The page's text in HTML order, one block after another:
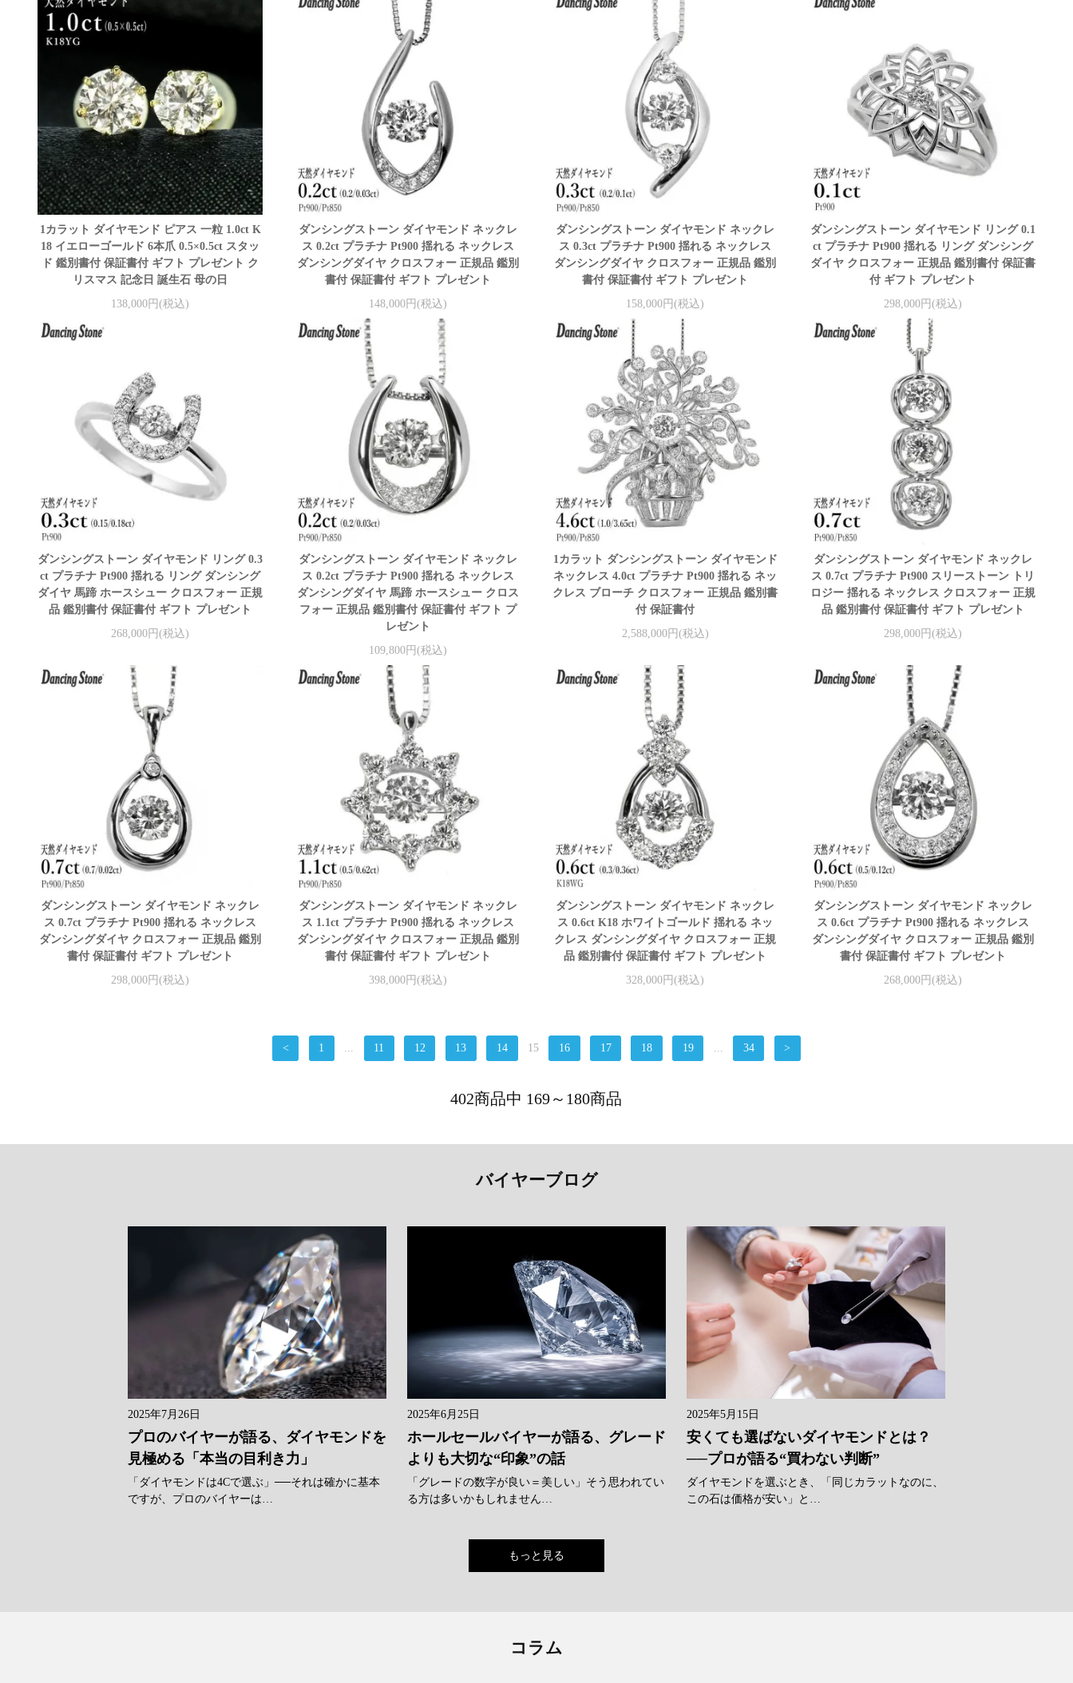
1カラット ダイヤモンド ピアス 一粒 1.0ct K
18 イエローゴールド 6本爪 0.5×0.5ct スタッ
ド 鑑別書付 保証書付 ギフト プレゼント ク
リスマス 記念日 誕生石 母の日
138,000円(税込)
ダンシングストーン ダイヤモンド ネックレ
ス 0.2ct プラチナ Pt900 揺れる ネックレス
ダンシングダイヤ クロスフォー 正規品 鑑別
書付 保証書付 ギフト プレゼント
148,000円(税込)
ダンシングストーン ダイヤモンド ネックレ
ス 0.3ct プラチナ Pt900 揺れる ネックレス
ダンシングダイヤ クロスフォー 正規品 鑑別
書付 保証書付 ギフト プレゼント
158,000円(税込)
ダンシングストーン ダイヤモンド リング 0.1
ct プラチナ Pt900 揺れる リング ダンシング
ダイヤ クロスフォー 正規品 鑑別書付 保証書
付 ギフト プレゼント
298,000円(税込)
ダンシングストーン ダイヤモンド リング 0.3
ct プラチナ Pt900 揺れる リング ダンシング
ダイヤ 馬蹄 ホースシュー クロスフォー 正規
品 鑑別書付 保証書付 ギフト プレゼント
268,000円(税込)
ダンシングストーン ダイヤモンド ネックレ
ス 0.2ct プラチナ Pt900 揺れる ネックレス
ダンシングダイヤ 馬蹄 ホースシュー クロス
フォー 正規品 鑑別書付 保証書付 ギフト プ
レゼント
109,800円(税込)
1カラット ダンシングストーン ダイヤモンド
ネックレス 4.0ct プラチナ Pt900 揺れる ネッ
クレス ブローチ クロスフォー 正規品 鑑別書
付 保証書付
2,588,000円(税込)
ダンシングストーン ダイヤモンド ネックレ
ス 0.7ct プラチナ Pt900 スリーストーン トリ
ロジー 揺れる ネックレス クロスフォー 正規
品 鑑別書付 保証書付 ギフト プレゼント
298,000円(税込)
ダンシングストーン ダイヤモンド ネックレ
ス 0.7ct プラチナ Pt900 揺れる ネックレス
ダンシングダイヤ クロスフォー 正規品 鑑別
書付 保証書付 ギフト プレゼント
298,000円(税込)
ダンシングストーン ダイヤモンド ネックレ
ス 1.1ct プラチナ Pt900 揺れる ネックレス
ダンシングダイヤ クロスフォー 正規品 鑑別
書付 保証書付 ギフト プレゼント
398,000円(税込)
ダンシングストーン ダイヤモンド ネックレ
ス 0.6ct K18 ホワイトゴールド 揺れる ネッ
クレス ダンシングダイヤ クロスフォー 正規
品 鑑別書付 保証書付 ギフト プレゼント
328,000円(税込)
ダンシングストーン ダイヤモンド ネックレ
ス 0.6ct プラチナ Pt900 揺れる ネックレス
ダンシングダイヤ クロスフォー 正規品 鑑別
書付 保証書付 ギフト プレゼント
268,000円(税込)
< 1 ... 11 12 13 14 15 16 17 18 19 ... 34 >
402商品中 169～180商品
バイヤーブログ
2025年7月26日
プロのバイヤーが語る、ダイヤモンドを
見極める「本当の目利き力」
「ダイヤモンドは4Cで選ぶ」──それは確かに基本
ですが、プロのバイヤーは…
2025年6月25日
ホールセールバイヤーが語る、グレード
よりも大切な“印象”の話
「グレードの数字が良い＝美しい」そう思われてい
る方は多いかもしれません…
2025年5月15日
安くても選ばないダイヤモンドとは？
──プロが語る“買わない判断”
ダイヤモンドを選ぶとき、「同じカラットなのに、
この石は価格が安い」と…
もっと見る
コラム